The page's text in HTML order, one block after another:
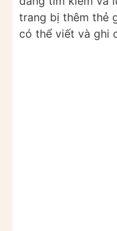
trang bị thêm thẻ
có thể viết và ghi